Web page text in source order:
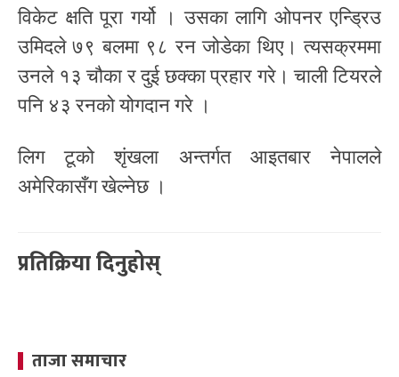
विकेट क्षति पूरा गर्यो । उसका लागि ओपनर एन्ड्रिउ
उमिदले ७९ बलमा ९८ रन जोडेका थिए। त्यसक्रममा
उनले १३ चौका र दुई छक्का प्रहार गरे। चाली टियरले
पनि ४३ रनको योगदान गरे ।
लिग टूको शृंखला अन्तर्गत आइतबार नेपालले
अमेरिकासँग खेल्नेछ ।
प्रतिक्रिया दिनुहोस्
ताजा समाचार